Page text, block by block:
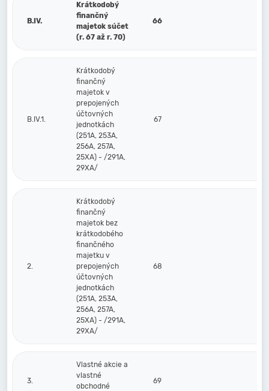
B.IV.
Krátkodobý
finančný
majetok súčet
(r. 67 až r. 70)
66
B.IV.1.
Krátkodobý
finančný
majetok v
prepojených
účtovných
jednotkách
(251A, 253A,
256A, 257A,
25XA) - /291A,
29XA/
67
2.
Krátkodobý
finančný
majetok bez
krátkodobého
finančného
majetku v
prepojených
účtovných
jednotkách
(251A, 253A,
256A, 257A,
25XA) - /291A,
29XA/
68
3.
Vlastné akcie a
vlastné
obchodné
69